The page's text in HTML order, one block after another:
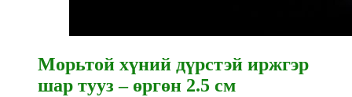
Морьтой хүний дүрстэй иржгэр
шар тууз – өргөн 2.5 см